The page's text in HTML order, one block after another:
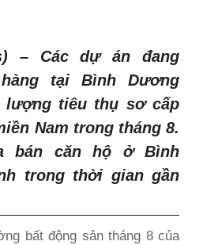
– Các dự án đang
tại Bình Dương
lượng tiêu thụ sơ cấp
Nam trong tháng 8.
bán căn hộ ở Bình
trong thời gian gần
bất động sản tháng 8 của